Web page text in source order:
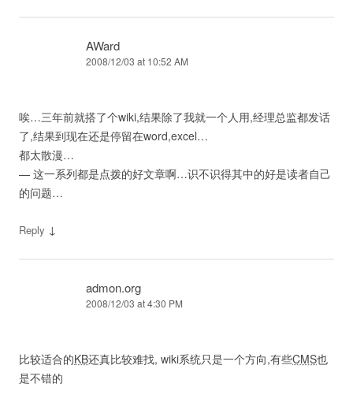
AWard
2008/12/03 at 10:52 AM
唉…三年前就搭了个wiki,结果除了我就一个人用,经理总监都发话
了,结果到现在还是停留在word,excel…
都太散漫…
— 这一系列都是点拨的好文章啊…识不识得其中的好是读者自己
的问题…
Reply ↓
admon.org
2008/12/03 at 4:30 PM
比较适合的KB还真比较难找, wiki系统只是一个方向,有些CMS也
是不错的